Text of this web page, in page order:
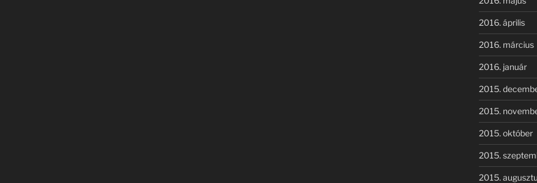
2016. április
2016. március
2016. január
2015.
2015.
2015. október
2015.
2015.